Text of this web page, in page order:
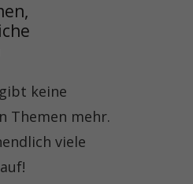
keine
Themen mehr.
viele